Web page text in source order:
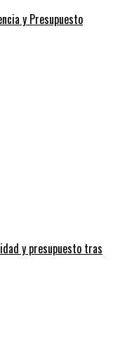
y Presupuesto
y presupuesto tras